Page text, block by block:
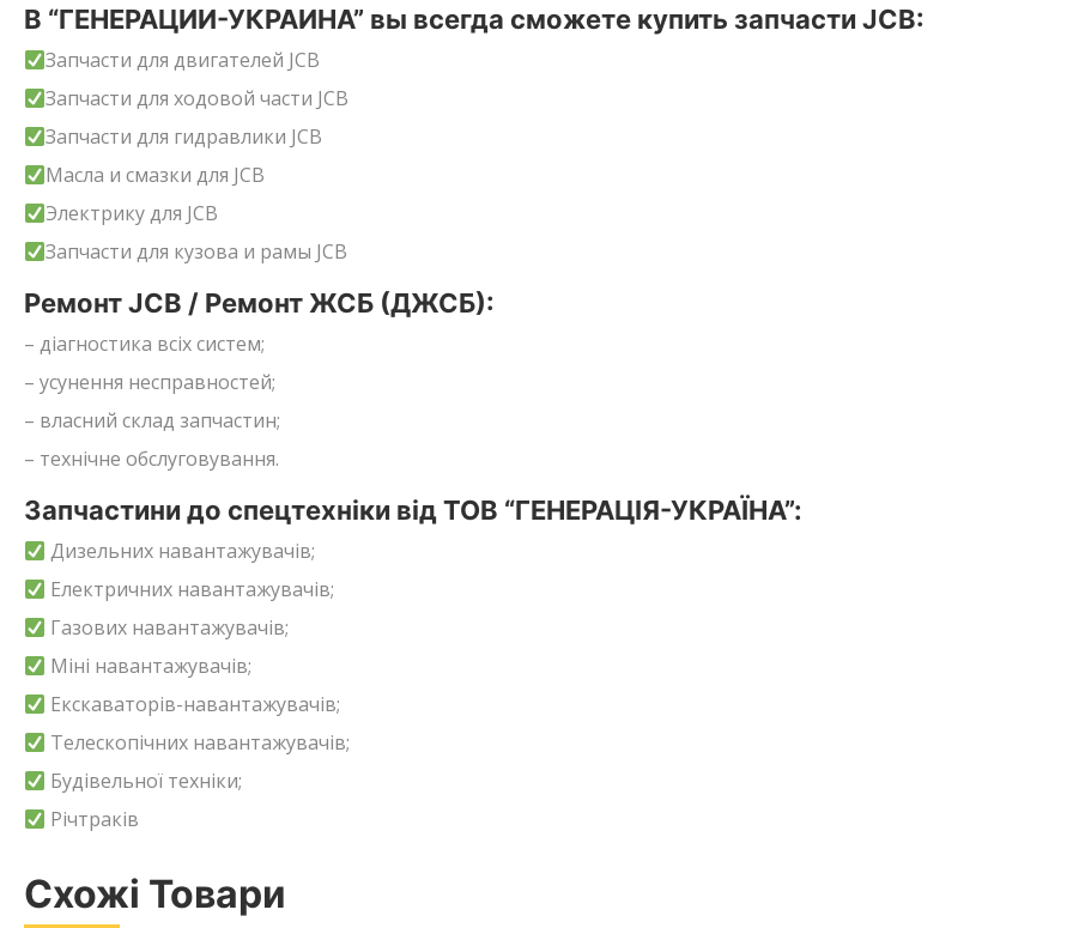
В “ГЕНЕРАЦИИ-УКРАИНА” вы всегда сможете купить запчасти JCB:
Запчасти для двигателей JCB
Запчасти для ходовой части JCB
Запчасти для гидравлики JCB
Масла и смазки для JCB
Электрику для JCB
Запчасти для кузова и рамы JCB
Ремонт JCB / Ремонт ЖСБ (ДЖСБ):
– діагностика всіх систем;
– усунення несправностей;
– власний склад запчастин;
– технічне обслуговування.
Запчастини до спецтехніки від ТОВ “ГЕНЕРАЦІЯ-УКРАЇНА”:
Дизельних навантажувачів;
Електричних навантажувачів;
Газових навантажувачів;
Міні навантажувачів;
Екскаваторів-навантажувачів;
Телескопічних навантажувачів;
Будівельної техніки;
Річтраків
Схожі Товари